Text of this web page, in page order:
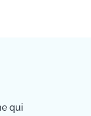
qui